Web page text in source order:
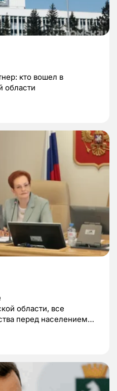
кто вошел в
области
области, все
перед населением